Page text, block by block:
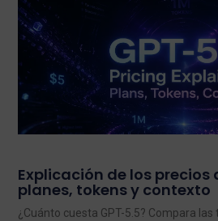
Explicación de los precios
planes, tokens y contexto
¿Cuánto cuesta GPT-5.5? Compara